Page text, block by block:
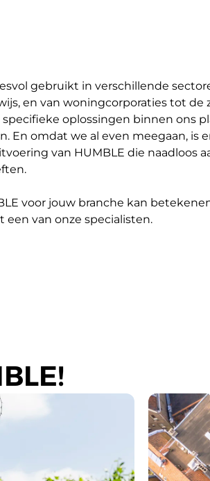
gebruikt in verschillende
en van woningcorporaties tot de
oplossingen binnen ons
En omdat we al even meegaan, is
van HUMBLE die naadloos
voor jouw branche kan
van onze specialisten.